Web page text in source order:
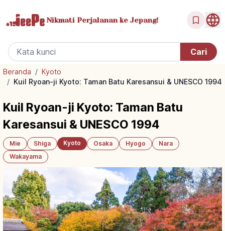
Nikmati Perjalanan ke Jepang!
Beranda / Kyoto
/ Kuil Ryoan-ji Kyoto: Taman Batu Karesansui & UNESCO 1994
Kuil Ryoan-ji Kyoto: Taman Batu
Karesansui & UNESCO 1994
Mie Shiga Kyoto Osaka Hyogo
Nara
Wakayama